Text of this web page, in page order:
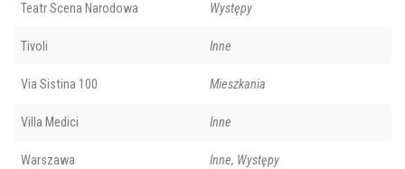
Teatr Scena Narodowa Występy
Tivoli Inne
Via Sistina 100 Mieszkania
Villa Medici Inne
Warszawa Inne, Występy